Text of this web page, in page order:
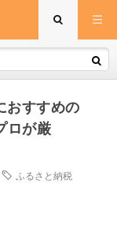
おすすめの
ロが厳
ふるさと納税